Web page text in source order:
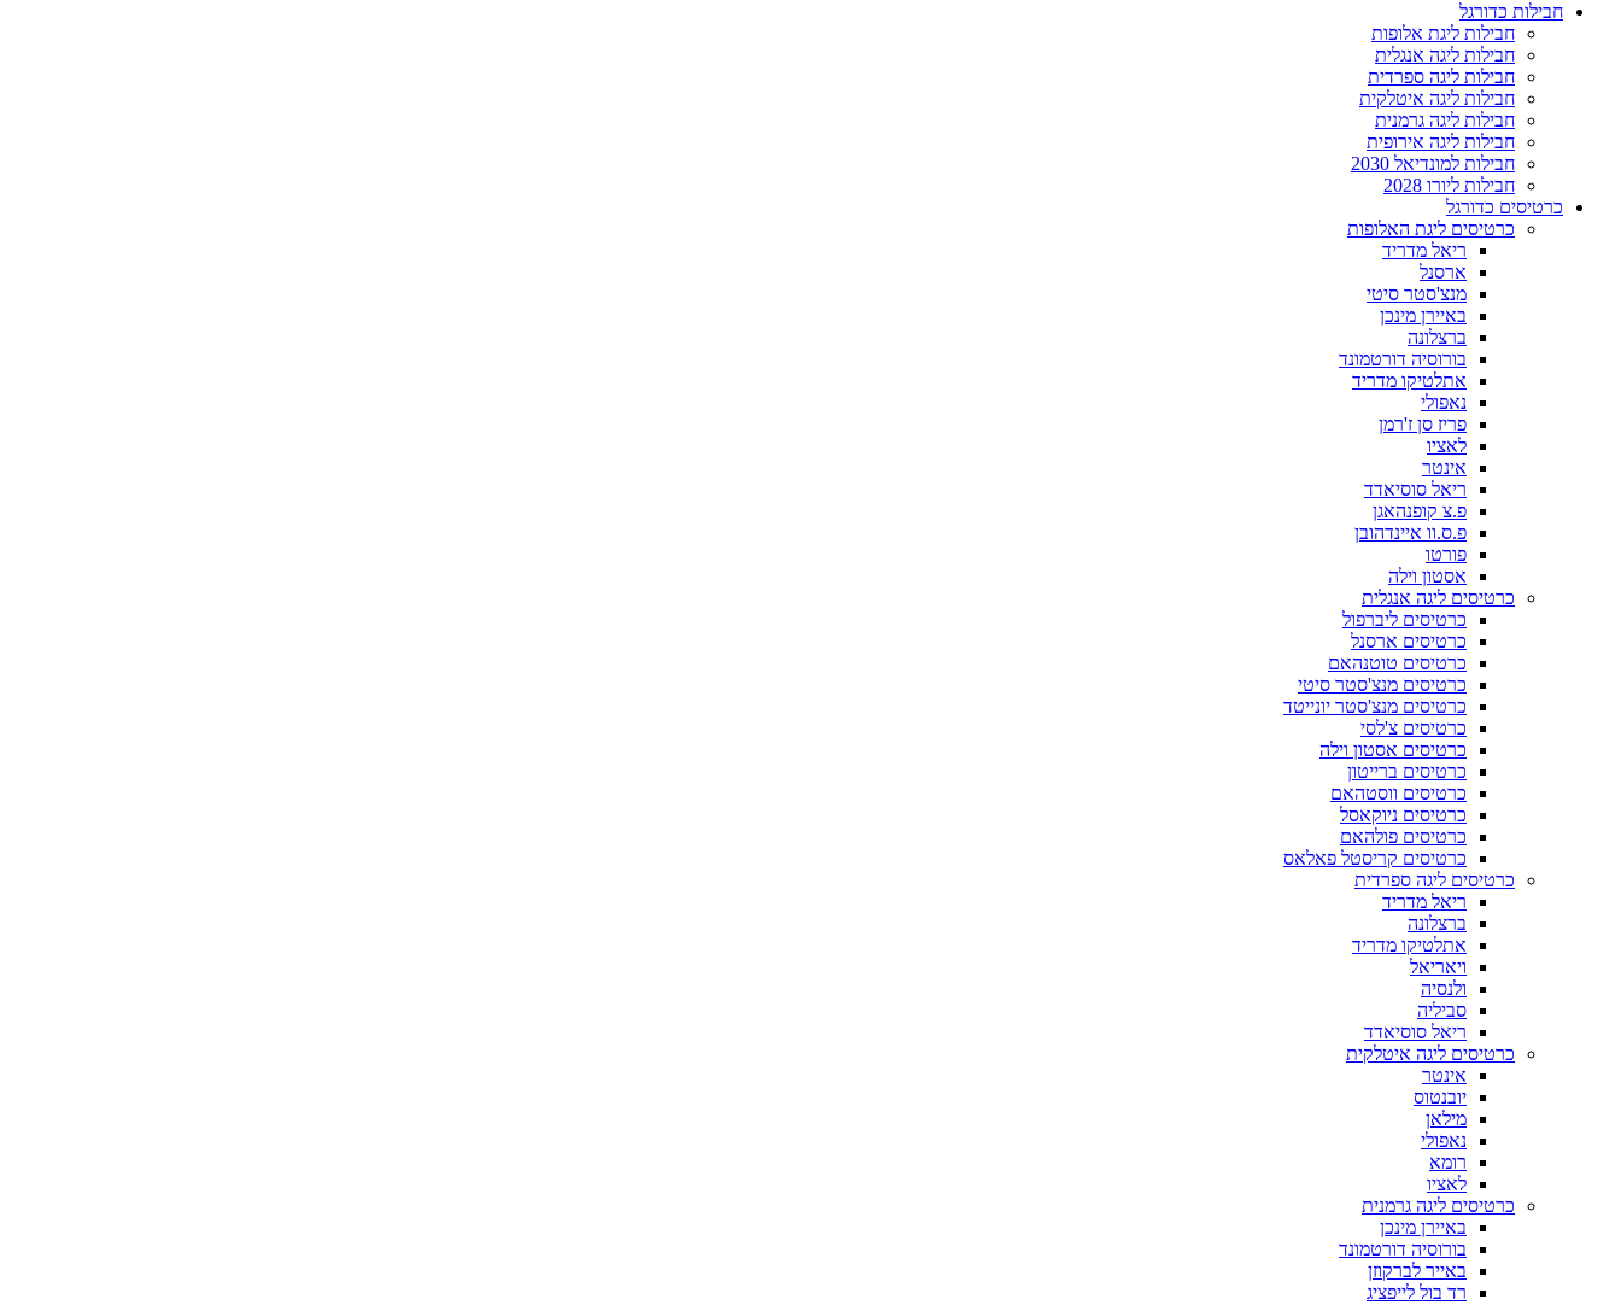
חבילות כדורגל
חבילות ליגת אלופות
חבילות ליגה אנגלית
חבילות ליגה ספרדית
חבילות ליגה איטלקית
חבילות ליגה גרמנית
חבילות ליגה אירופית
חבילות למונדיאל 2030
חבילות ליורו 2028
כרטיסים כדורגל
כרטיסים ליגת האלופות
ריאל מדריד
ארסנל
מנצ'סטר סיטי
באיירן מינכן
ברצלונה
בורוסיה דורטמונד
אתלטיקו מדריד
נאפולי
פריז סן ז'רמן
לאציו
אינטר
ריאל סוסיאדד
פ.צ קופנהאגן
פ.ס.וו איינדהובן
פורטו
אסטון וילה
כרטיסים ליגה אנגלית
כרטיסים ליברפול
כרטיסים ארסנל
כרטיסים טוטנהאם
כרטיסים מנצ'סטר סיטי
כרטיסים מנצ'סטר יונייטד
כרטיסים צ'לסי
כרטיסים אסטון וילה
כרטיסים ברייטון
כרטיסים ווסטהאם
כרטיסים ניוקאסל
כרטיסים פולהאם
כרטיסים קריסטל פאלאס
כרטיסים ליגה ספרדית
ריאל מדריד
ברצלונה
אתלטיקו מדריד
ויאריאל
ולנסיה
סביליה
ריאל סוסיאדד
כרטיסים ליגה איטלקית
אינטר
יובנטוס
מילאן
נאפולי
רומא
לאציו
כרטיסים ליגה גרמנית
באיירן מינכן
בורוסיה דורטמונד
באייר לברקוזן
רד בול לייפציג